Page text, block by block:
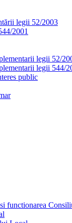
legii 52/2003
2001
legii 52/
legii 544/
public
functionarea